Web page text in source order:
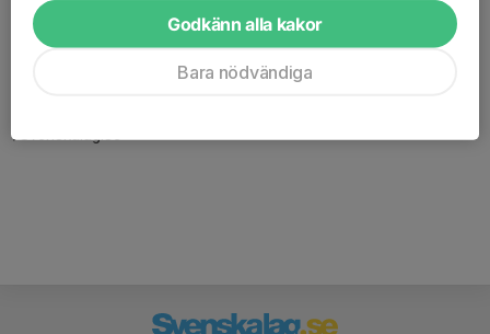
Här hamnar automatiskt de senaste nyheterna på hemsidan. För
/Svenskalag.se
Godkänn alla kakor
Bara nödvändiga